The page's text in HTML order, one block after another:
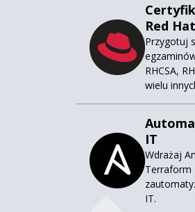
Red Hat
Przygotuj
RHCSA,
wielu
IT
Wdrażaj
Terraform
IT.